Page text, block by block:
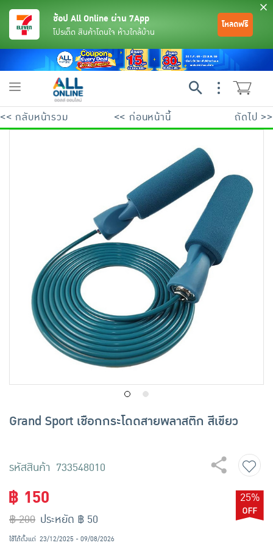
เครื่องดื่มและผงชงดื่ม
เครื่องปรุงรสและของแห้ง
ขนมขบเคี้ยว และช็อคโกแลต
อาหารสด ผัก ผลไม้และเบเกอรี่
พระเครื่อง test pop
ช้อป All Online ผ่าน 7App
โปรเด็ด สินค้าโดนใจ ห้างใกล้บ้าน
โหลดฟรี
Toggle
<< กลับหน้ารวม << ก่อนหน้านี้ ถัดไป >>
Grand Sport เชือกกระโดดสายพลาสติก สีเขียว
รหัสสินค้า 733548010
฿ 150
฿ 200
25%
ประหยัด ฿ 50
ใช้ได้ตั้งแต่ 23/12/2025 - 09/08/2026